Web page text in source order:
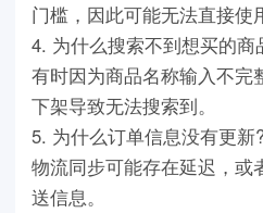
门槛，因此可能无法直接使
4. 为什么搜索不到想买的商
有时因为商品名称输入不完
下架导致无法搜索到。
5. 为什么订单信息没有更新
物流同步可能存在延迟，或
送信息。